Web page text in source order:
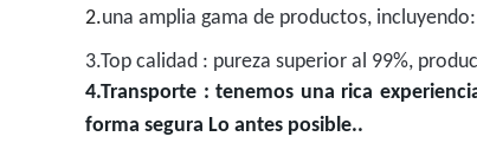
2.una amplia gama de productos,
3.Top calidad : pureza superior al 99%,
4.Transporte : tenemos una rica
forma segura Lo antes posible..